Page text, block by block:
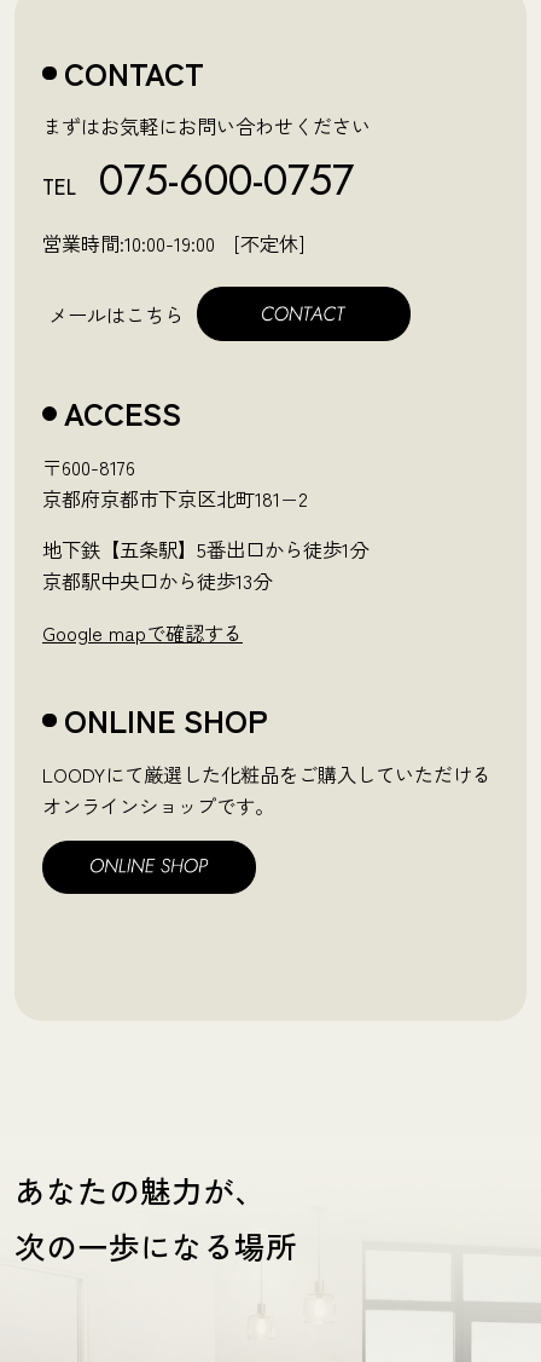
CONTACT
まずはお気軽にお問い合わせください
TEL 075-600-0757
営業時間:10:00-19:00 [不定休]
メールはこちら
ACCESS
〒600-8176
京都府京都市下京区北町181−2
地下鉄【五条駅】5番出口から徒歩1分
京都駅中央口から徒歩13分
Google mapで確認する
ONLINE SHOP
LOODYにて厳選した化粧品をご購入していただける
オンラインショップです。
あなたの魅力が、
次の一歩になる場所